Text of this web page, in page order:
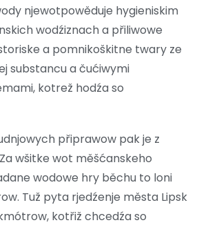
njewotpowěduje hygieniskim
wodźiznach a přiliwowe
a pomnikoškitne twary ze
substancu a čućiwymi
kotrež hodźa so
připrawow pak je z
wšitke wot měšćanskeho
wodowe hry běchu to loni
Tuž pyta rjedźenje města Lipsk
kotřiž chcedźa so